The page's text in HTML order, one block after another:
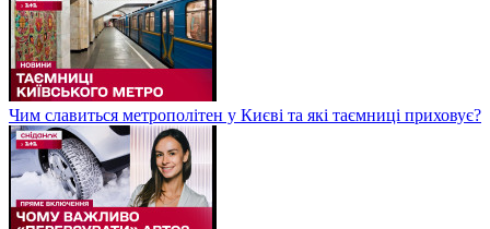
Чим славиться метрополітен у Києві та які таємниці приховує?